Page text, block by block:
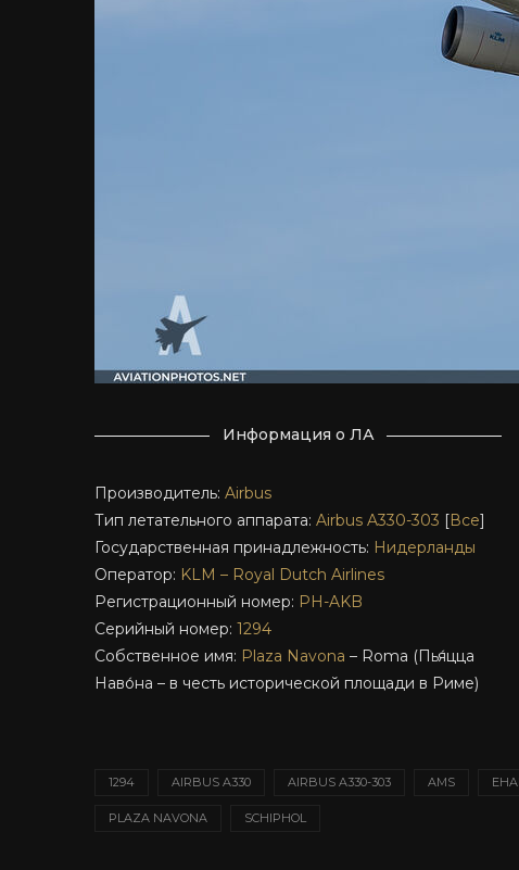
Информация о ЛА
Производитель: Airbus
Тип летательного аппарата: Airbus A330-303 [Все]
Государственная принадлежность: Нидерланды
Оператор: KLM – Royal Dutch Airlines
Регистрационный номер: PH-AKB
Серийный номер: 1294
Собственное имя: Plaza Navona – Roma (Пья́цца
Наво́на – в честь исторической площади в Риме)
1294 AIRBUS A330 AIRBUS A330-303 AMS
PLAZA NAVONA SCHIPHOL